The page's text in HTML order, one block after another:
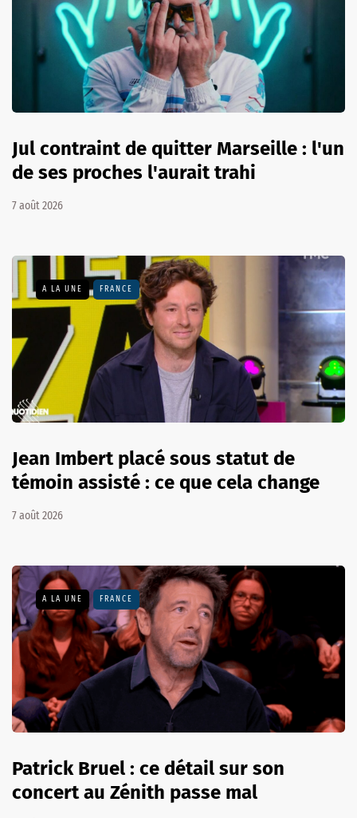
Jul contraint de quitter Marseille : l'un
de ses proches l'aurait trahi
7 août 2026
A LA UNE FRANCE
Jean Imbert placé sous statut de
témoin assisté : ce que cela change
7 août 2026
A LA UNE FRANCE
Patrick Bruel : ce détail sur son
concert au Zénith passe mal